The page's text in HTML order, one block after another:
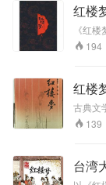
次评点
的，
部分。 比如《红楼梦》第八回，贾宝玉跑到梨香
院看薛
了进来”。 几个字，黛玉的形象就
脂评
魂
红楼
《红
是白话
节，
194
红楼
古典文
139
台湾